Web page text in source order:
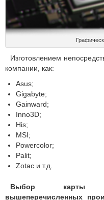
Изготовлением
компании, как:
Asus;
Gigabyte;
Gainward;
Inno3D;
His;
MSI;
Powercolor;
Palit;
Zotac и т.д.
Выбор карты
вышеперечисленных